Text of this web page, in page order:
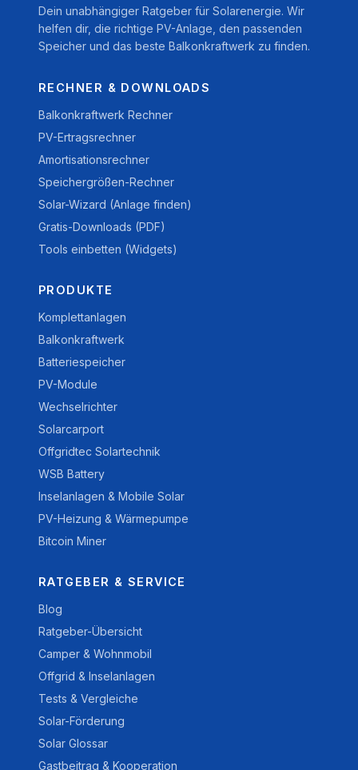
Dein unabhängiger Ratgeber für Solarenergie. Wir
helfen dir, die richtige PV-Anlage, den passenden
Speicher und das beste Balkonkraftwerk zu finden.
RECHNER & DOWNLOADS
Balkonkraftwerk Rechner
PV-Ertragsrechner
Amortisationsrechner
Speichergrößen-Rechner
Solar-Wizard (Anlage finden)
Gratis-Downloads (PDF)
Tools einbetten (Widgets)
PRODUKTE
Komplettanlagen
Balkonkraftwerk
Batteriespeicher
PV-Module
Wechselrichter
Solarcarport
Offgridtec Solartechnik
WSB Battery
Inselanlagen & Mobile Solar
PV-Heizung & Wärmepumpe
Bitcoin Miner
RATGEBER & SERVICE
Blog
Ratgeber-Übersicht
Camper & Wohnmobil
Offgrid & Inselanlagen
Tests & Vergleiche
Solar-Förderung
Solar Glossar
Gastbeitrag & Kooperation